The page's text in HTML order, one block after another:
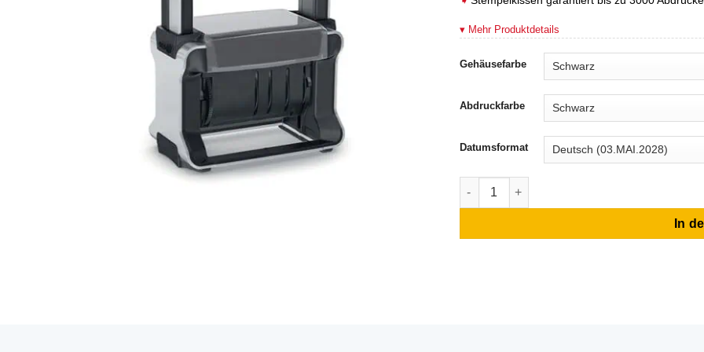
▾ Mehr Produktdetails
Gehäusefarbe
Abdruckfarbe
Datumsformat
Trodat Professional 5117 Datumstempel mit
In